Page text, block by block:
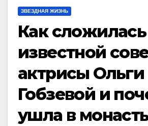
ЗВЕЗДНАЯ ЖИЗНЬ
Как
известной
актрисы Ольги
Гобзевой и
ушла в